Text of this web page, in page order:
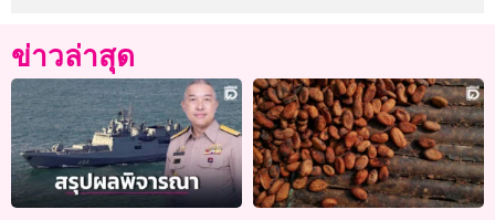
ข่าวล่าสุด